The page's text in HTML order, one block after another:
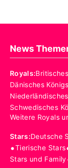
News
Royals:
Dänisches
Schwedisches
Weitere Royals
Stars:Deutsche
•Tierische Stars
Stars und Family